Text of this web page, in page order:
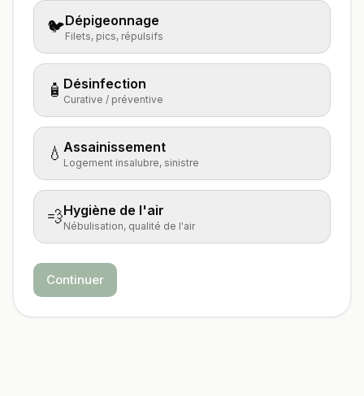
🐦Dépigeonnage
Filets, pics, répulsifs
🧴 Désinfection
Curative / préventive
💧 Assainissement
Logement insalubre, sinistre
💨Hygiène de l'air
Nébulisation, qualité de l'air
Continuer